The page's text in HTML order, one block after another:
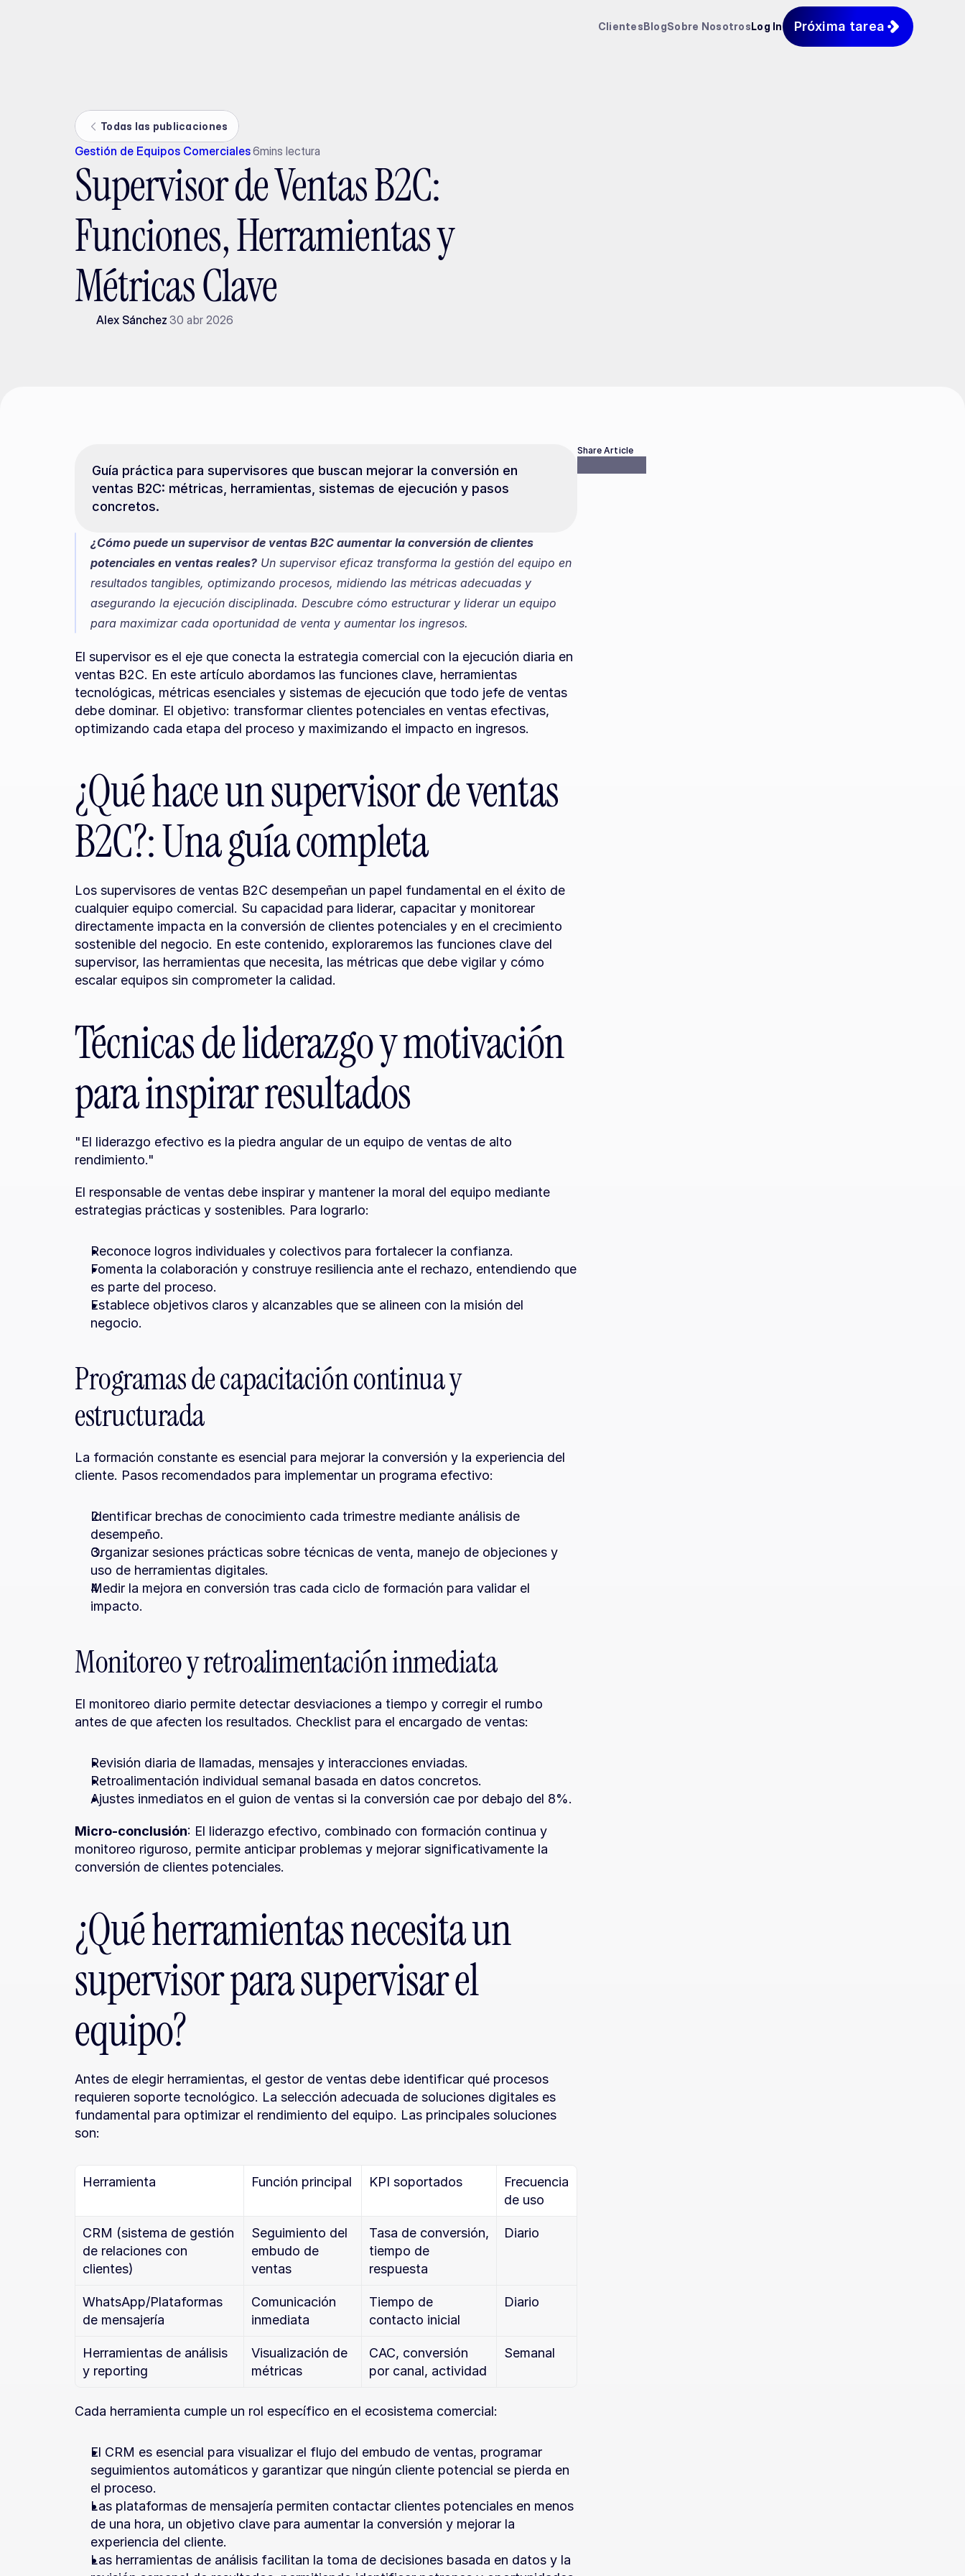
ClientesBlogSobre NosotrosLog In Próxima tarea
Todas las publicaciones
Gestión de Equipos Comerciales6mins lectura
Supervisor de Ventas B2C:
Funciones, Herramientas y
Métricas Clave
Alex Sánchez 30 abr 2026
Guía práctica para supervisores que buscan mejorar la conversión en
ventas B2C: métricas, herramientas, sistemas de ejecución y pasos
concretos.
¿Cómo puede un supervisor de ventas B2C aumentar la conversión de clientes
potenciales en ventas reales? Un supervisor eficaz transforma la gestión del equipo en
resultados tangibles, optimizando procesos, midiendo las métricas adecuadas y
asegurando la ejecución disciplinada. Descubre cómo estructurar y liderar un equipo
para maximizar cada oportunidad de venta y aumentar los ingresos.
El supervisor es el eje que conecta la estrategia comercial con la ejecución diaria en
ventas B2C. En este artículo abordamos las funciones clave, herramientas
tecnológicas, métricas esenciales y sistemas de ejecución que todo jefe de ventas
debe dominar. El objetivo: transformar clientes potenciales en ventas efectivas,
optimizando cada etapa del proceso y maximizando el impacto en ingresos.
¿Qué hace un supervisor de ventas
B2C?: Una guía completa
Los supervisores de ventas B2C desempeñan un papel fundamental en el éxito de
cualquier equipo comercial. Su capacidad para liderar, capacitar y monitorear
directamente impacta en la conversión de clientes potenciales y en el crecimiento
sostenible del negocio. En este contenido, exploraremos las funciones clave del
supervisor, las herramientas que necesita, las métricas que debe vigilar y cómo
escalar equipos sin comprometer la calidad.
Técnicas de liderazgo y motivación
para inspirar resultados
"El liderazgo efectivo es la piedra angular de un equipo de ventas de alto
rendimiento."
El responsable de ventas debe inspirar y mantener la moral del equipo mediante
estrategias prácticas y sostenibles. Para lograrlo:
Reconoce logros individuales y colectivos para fortalecer la confianza.
Fomenta la colaboración y construye resiliencia ante el rechazo, entendiendo que
es parte del proceso.
Establece objetivos claros y alcanzables que se alineen con la misión del
negocio.
Programas de capacitación continua y
estructurada
La formación constante es esencial para mejorar la conversión y la experiencia del
cliente. Pasos recomendados para implementar un programa efectivo:
Identificar brechas de conocimiento cada trimestre mediante análisis de
desempeño.
Organizar sesiones prácticas sobre técnicas de venta, manejo de objeciones y
uso de herramientas digitales.
Medir la mejora en conversión tras cada ciclo de formación para validar el
impacto.
Monitoreo y retroalimentación inmediata
El monitoreo diario permite detectar desviaciones a tiempo y corregir el rumbo
antes de que afecten los resultados. Checklist para el encargado de ventas:
Revisión diaria de llamadas, mensajes y interacciones enviadas.
Retroalimentación individual semanal basada en datos concretos.
Ajustes inmediatos en el guion de ventas si la conversión cae por debajo del 8%.
Micro-conclusión: El liderazgo efectivo, combinado con formación continua y
monitoreo riguroso, permite anticipar problemas y mejorar significativamente la
conversión de clientes potenciales.
¿Qué herramientas necesita un
supervisor para supervisar el
equipo?
Antes de elegir herramientas, el gestor de ventas debe identificar qué procesos
requieren soporte tecnológico. La selección adecuada de soluciones digitales es
fundamental para optimizar el rendimiento del equipo. Las principales soluciones
son:
Herramienta Función principal KPI soportados
Frecuencia
de uso
CRM (sistema de gestión
de relaciones con
clientes)
Seguimiento del
embudo de
ventas
Tasa de conversión,
tiempo de
respuesta
Diario
WhatsApp/Plataformas
de mensajería
Comunicación
inmediata
Tiempo de
contacto inicial
Diario
Herramientas de análisis
y reporting
Visualización de
métricas
CAC, conversión
por canal, actividad
Semanal
Cada herramienta cumple un rol específico en el ecosistema comercial:
El CRM es esencial para visualizar el flujo del embudo de ventas, programar
seguimientos automáticos y garantizar que ningún cliente potencial se pierda en
el proceso.
Las plataformas de mensajería permiten contactar clientes potenciales en menos
de una hora, un objetivo clave para aumentar la conversión y mejorar la
experiencia del cliente.
Las herramientas de análisis facilitan la toma de decisiones basada en datos y la
Share Article